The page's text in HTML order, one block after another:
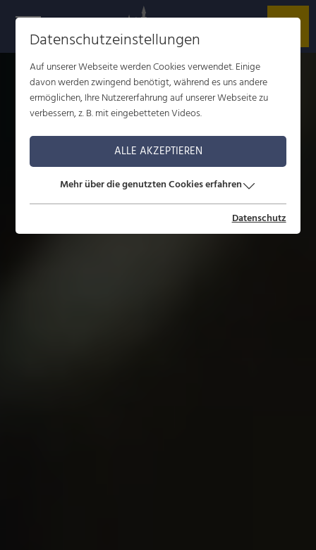
Datenschutzeinstellungen
Auf unserer Webseite werden Cookies verwendet. Einige
davon werden zwingend benötigt, während es uns andere
ermöglichen, Ihre Nutzererfahrung auf unserer Webseite zu
verbessern, z. B. mit eingebetteten Videos.
ALLE AKZEPTIEREN
Mehr über die genutzten Cookies erfahren
Datenschutz